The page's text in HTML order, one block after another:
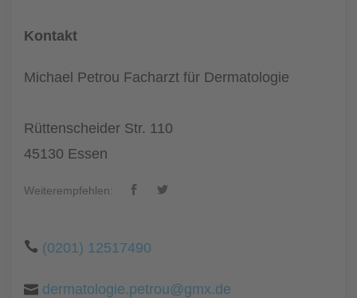
Kontakt
Michael Petrou Facharzt für Dermatologie
Rüttenscheider Str. 110
45130 Essen
Weiterempfehlen:
(0201) 12517490
dermatologie.petrou@gmx.de